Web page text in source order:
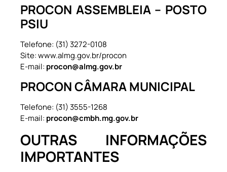
PROCON ASSEMBLEIA – POSTO
PSIU
Telefone: (31) 3272-0108
Site: www.almg.gov.br/procon
E-mail: procon@almg.gov.br
PROCON CÂMARA MUNICIPAL
Telefone: (31) 3555-1268
E-mail: procon@cmbh.mg.gov.br
OUTRAS INFORMAÇÕES
IMPORTANTES